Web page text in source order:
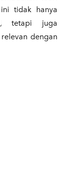
tidak hanya
tetapi juga
dengan